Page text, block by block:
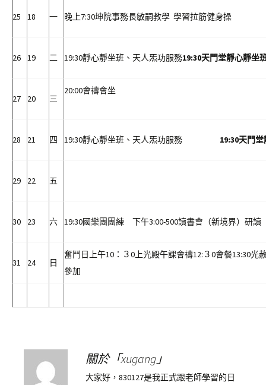
25 18 一 晚上7:30坤院事務長敏嗣教學 學習拉
26 19 二 19:30靜心靜坐班、天人炁功服務19:30天門堂靜心靜坐
27 20 三
20:00會禱會坐
28 21 四 19:30靜心靜坐班、天人炁功服務 19:30天門堂
29 22 五
30 23 六 19:30國樂團團練 下午3:00-500讀書會（新境界）研讀
31 24 日
奮鬥日上午10：３0上光殿午課會禱12:３0會餐13:30光
參加
關於「xugang」
大家好，830127是我正式跟老師學習的日